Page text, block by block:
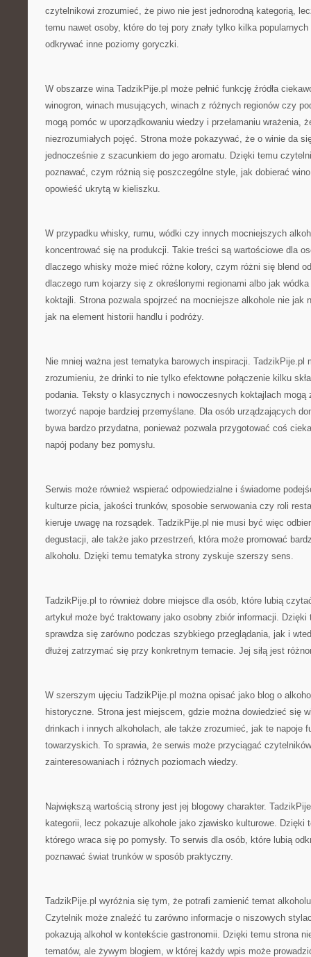
czytelnikowi zrozumieć, że piwo nie jest jednorodną kategorią,
temu nawet osoby, które do tej pory znały tylko kilka
odkrywać inne poziomy goryczki.
W obszarze wina TadzikPije.pl może pełnić funkcję źródła
winogron, winach musujących, winach z różnych regionów czy
mogą pomóc w uporządkowaniu wiedzy i przełamaniu wrażenia,
niezrozumiałych pojęć. Strona może pokazywać, że o winie da
jednocześnie z szacunkiem do jego aromatu. Dzięki temu
poznawać, czym różnią się poszczególne style, jak dobierać
opowieść ukrytą w kieliszku.
W przypadku whisky, rumu, wódki czy innych mocniejszych
koncentrować się na produkcji. Takie treści są wartościowe dla
dlaczego whisky może mieć różne kolory, czym różni się blend
dlaczego rum kojarzy się z określonymi regionami albo jak
koktajli. Strona pozwala spojrzeć na mocniejsze alkohole nie jak
jak na element historii handlu i podróży.
Nie mniej ważna jest tematyka barowych inspiracji. TadzikPije.pl
zrozumieniu, że drinki to nie tylko efektowne połączenie kilku
podania. Teksty o klasycznych i nowoczesnych koktajlach mogą
tworzyć napoje bardziej przemyślane. Dla osób urządzających
bywa bardzo przydatna, ponieważ pozwala przygotować coś
napój podany bez pomysłu.
Serwis może również wspierać odpowiedzialne i świadome
kulturze picia, jakości trunków, sposobie serwowania czy roli
kieruje uwagę na rozsądek. TadzikPije.pl nie musi być więc
degustacji, ale także jako przestrzeń, która może promować
alkoholu. Dzięki temu tematyka strony zyskuje szerszy sens.
TadzikPije.pl to również dobre miejsce dla osób, które lubią
artykuł może być traktowany jako osobny zbiór informacji. Dzięki
sprawdza się zarówno podczas szybkiego przeglądania, jak i
dłużej zatrzymać się przy konkretnym temacie. Jej siłą jest
W szerszym ujęciu TadzikPije.pl można opisać jako blog o
historyczne. Strona jest miejscem, gdzie można dowiedzieć się
drinkach i innych alkoholach, ale także zrozumieć, jak te napoje
towarzyskich. To sprawia, że serwis może przyciągać
zainteresowaniach i różnych poziomach wiedzy.
Największą wartością strony jest jej blogowy charakter.
kategorii, lecz pokazuje alkohole jako zjawisko kulturowe. Dzięki
którego wraca się po pomysły. To serwis dla osób, które lubią
poznawać świat trunków w sposób praktyczny.
TadzikPije.pl wyróżnia się tym, że potrafi zamienić temat
Czytelnik może znaleźć tu zarówno informacje o niszowych
pokazują alkohol w kontekście gastronomii. Dzięki temu strona
tematów, ale żywym blogiem, w której każdy wpis może